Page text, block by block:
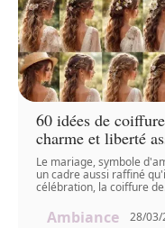
60 idées de
charme et liberté
Le mariage, symbole
un cadre aussi raffiné
célébration, la coiffure de
Ambiance 28/03/